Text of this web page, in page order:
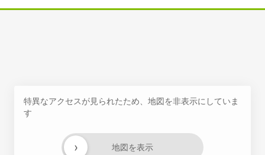
特異なアクセスが見られたため、地図を非表示にしていま
す
地図を表示
›